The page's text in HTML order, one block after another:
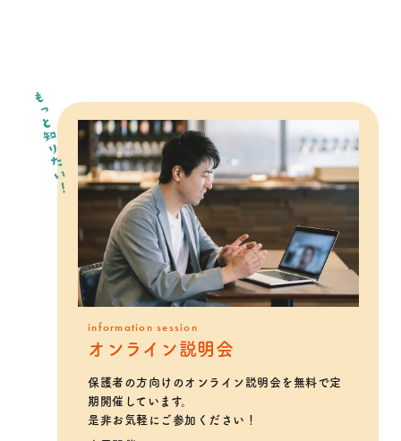
information session
オンライン説明会
保護者の方向けのオンライン説明会を無料で定
期開催しています。
是非お気軽にご参加ください！
もっと知りたい！